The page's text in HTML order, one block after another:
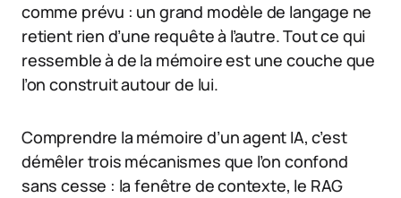
comme prévu : un grand modèle de langage ne
retient rien d’une requête à l’autre. Tout ce qui
ressemble à de la mémoire est une couche que
l’on construit autour de lui.
Comprendre la mémoire d’un agent IA, c’est
démêler trois mécanismes que l’on confond
sans cesse : la fenêtre de contexte, le RAG